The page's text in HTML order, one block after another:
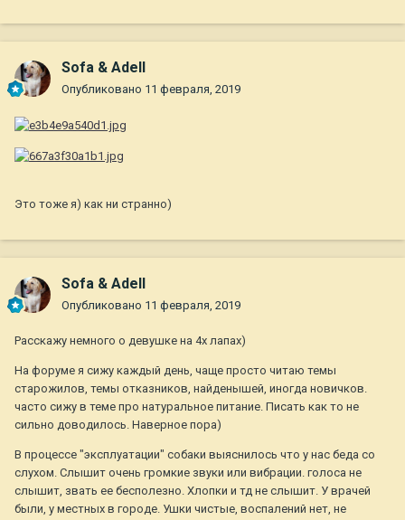
Sofa & Adell
Опубликовано 11 февраля, 2019
Это тоже я) как ни странно)
Sofa & Adell
Опубликовано 11 февраля, 2019
Расскажу немного о девушке на 4х лапах)
На форуме я сижу каждый день, чаще просто читаю темы
старожилов, темы отказников, найденышей, иногда новичков.
часто сижу в теме про натуральное питание. Писать как то не
сильно доводилось. Наверное пора)
В процессе "эксплуатации" собаки выяснилось что у нас беда со
слухом. Слышит очень громкие звуки или вибрации. голоса не
слышит, звать ее бесполезно. Хлопки и тд не слышит. У врачей
были, у местных в городе. Ушки чистые, воспалений нет, не